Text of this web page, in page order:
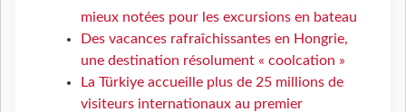
mieux notées pour les excursions en bateau
Des vacances rafraîchissantes en Hongrie,
une destination résolument « coolcation »
La Türkiye accueille plus de 25 millions de
visiteurs internationaux au premier